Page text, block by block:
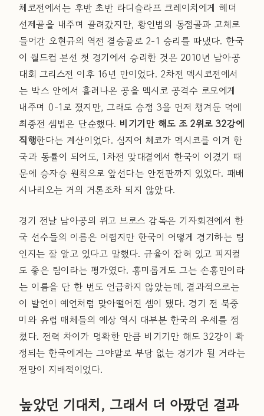
체코전에서는 후반 초반 라디슬라프 크레이치에게 헤더
선제골을 내주며 끌려갔지만, 황인범의 동점골과 교체로
들어간 오현규의 역전 결승골로 2-1 승리를 따냈다. 한국
이 월드컵 본선 첫 경기에서 승리한 것은 2010년 남아공
대회 그리스전 이후 16년 만이었다. 2차전 멕시코전에서
는 박스 안에서 흘러나온 공을 멕시코 공격수 로모에게
내주며 0-1로 졌지만, 그래도 승점 3을 먼저 챙겨둔 덕에
최종전 셈법은 단순했다. 비기기만 해도 조 2위로 32강에
직행한다는 계산이었다. 심지어 체코가 멕시코를 이겨 한
국과 동률이 되어도, 1차전 맞대결에서 한국이 이겼기 때
문에 승자승 원칙으로 앞선다는 안전판까지 있었다. 패배
시나리오는 거의 거론조차 되지 않았다.
경기 전날 남아공의 위고 브로스 감독은 기자회견에서 한
국 선수들의 이름은 어렵지만 한국이 어떻게 경기하는 팀
인지는 잘 알고 있다고 말했다. 규율이 잡혀 있고 피지컬
도 좋은 팀이라는 평가였다. 흥미롭게도 그는 손흥민이라
는 이름을 단 한 번도 언급하지 않았는데, 결과적으로는
이 발언이 예언처럼 맞아떨어진 셈이 됐다. 경기 전 북중
미와 유럽 매체들의 예상 역시 대부분 한국의 우세를 점
쳤다. 전력 차이가 명확한 만큼 비기기만 해도 32강이 확
정되는 한국에게는 그야말로 부담 없는 경기가 될 거라는
전망이 지배적이었다.
높았던 기대치, 그래서 더 아팠던 결과